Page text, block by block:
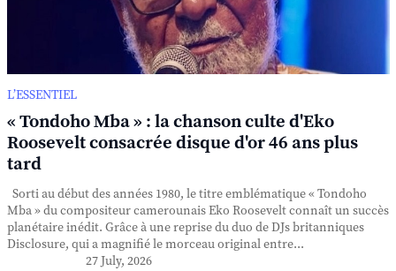
L’ESSENTIEL
« Tondoho Mba » : la chanson culte d'Eko
Roosevelt consacrée disque d'or 46 ans plus
tard
Sorti au début des années 1980, le titre emblématique « Tondoho
Mba » du compositeur camerounais Eko Roosevelt connaît un succès
planétaire inédit. Grâce à une reprise du duo de DJs britanniques
Disclosure, qui a magnifié le morceau original entre...
27 July, 2026